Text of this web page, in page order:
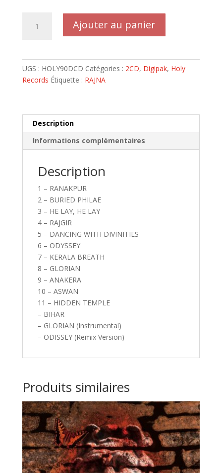
Digipack
Ajouter au panier
UGS : HOLY90DCD Catégories : 2CD, Digipak, Holy
Records Étiquette : RAJNA
Description
Informations complémentaires
Description
1 – RANAKPUR
2 – BURIED PHILAE
3 – HE LAY, HE LAY
4 – RAJGIR
5 – DANCING WITH DIVINITIES
6 – ODYSSEY
7 – KERALA BREATH
8 – GLORIAN
9 – ANAKERA
10 – ASWAN
11 – HIDDEN TEMPLE
– BIHAR
– GLORIAN (Instrumental)
– ODISSEY (Remix Version)
Produits similaires